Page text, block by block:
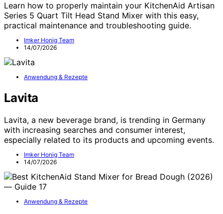
Learn how to properly maintain your KitchenAid Artisan
Series 5 Quart Tilt Head Stand Mixer with this easy,
practical maintenance and troubleshooting guide.
Imker Honig Team
14/07/2026
Anwendung & Rezepte
Lavita
Lavita, a new beverage brand, is trending in Germany
with increasing searches and consumer interest,
especially related to its products and upcoming events.
Imker Honig Team
14/07/2026
Anwendung & Rezepte